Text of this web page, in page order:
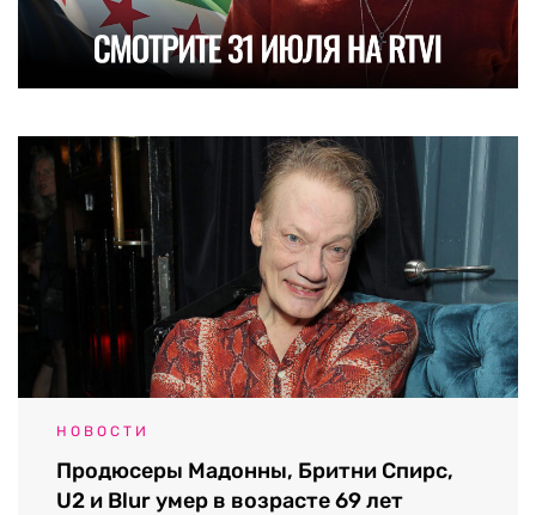
НОВОСТИ
Продюсеры Мадонны, Бритни Спирс,
U2 и Blur умер в возрасте 69 лет